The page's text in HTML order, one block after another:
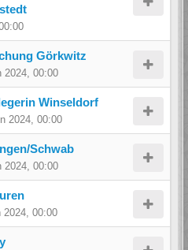
Görkwitz
2024, 00:00
Winseldorf
2024, 00:00
Schwab
2024, 00:00
2024, 00:00